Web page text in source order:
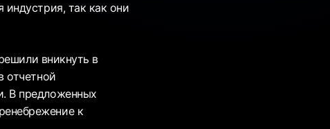
так как они
вникнуть в
отчетной
В предложенных
к